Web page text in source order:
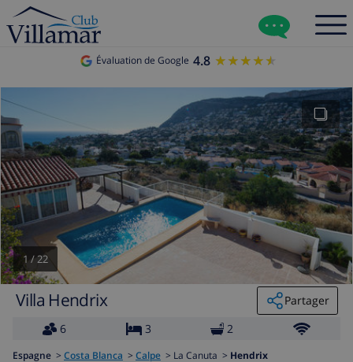
Évaluation de Google 4.8 ★★★★★
★★★★★
1 /22
Villa Hendrix
Partager
6
3 2
Espagne > Costa Blanca > Calpe > La Canuta > Hendrix